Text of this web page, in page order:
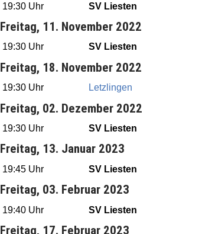
19:30 Uhr SV Liesten
Freitag, 11. November 2022
19:30 Uhr SV Liesten
Freitag, 18. November 2022
19:30 Uhr Letzlingen
Freitag, 02. Dezember 2022
19:30 Uhr SV Liesten
Freitag, 13. Januar 2023
19:45 Uhr SV Liesten
Freitag, 03. Februar 2023
19:40 Uhr SV Liesten
Freitag, 17. Februar 2023